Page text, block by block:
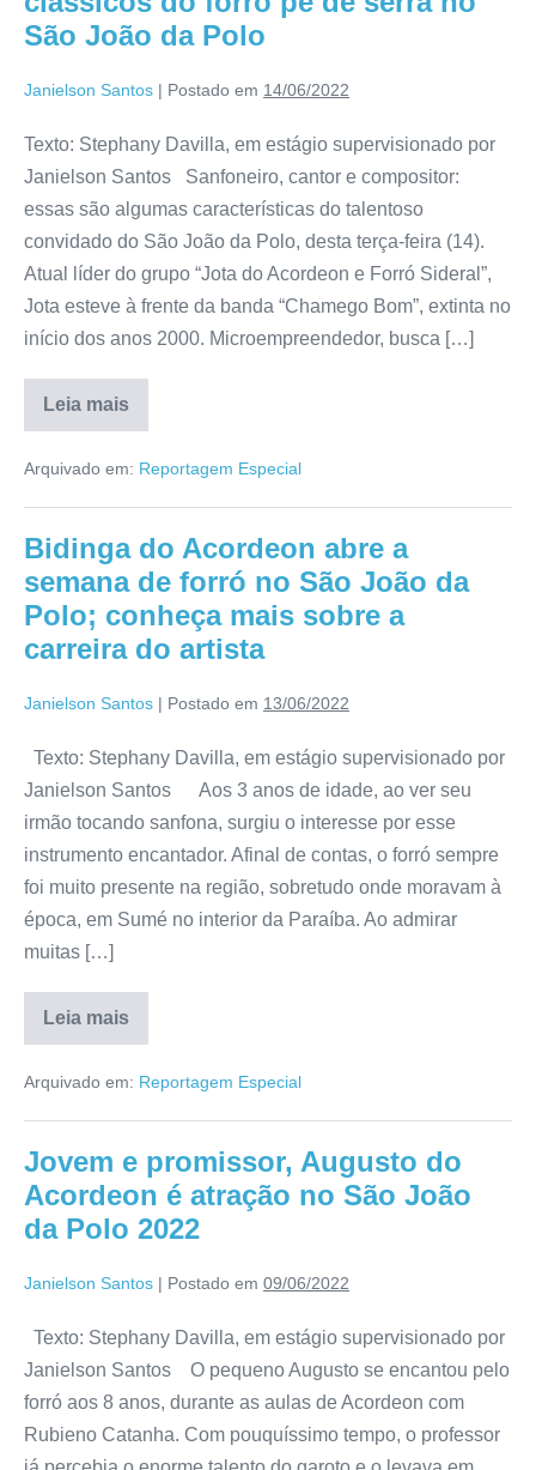
São João da Polo
Janielson Santos | Postado em 14/06/2022
Texto: Stephany Davilla, em estágio supervisionado por
Janielson Santos Sanfoneiro, cantor e compositor:
essas são algumas características do talentoso
convidado do São João da Polo, desta terça-feira (14).
Atual líder do grupo “Jota do Acordeon e Forró Sideral”,
Jota esteve à frente da banda “Chamego Bom”, extinta no
início dos anos 2000. Microempreendedor, busca […]
Leia mais
Arquivado em: Reportagem Especial
Bidinga do Acordeon abre a
semana de forró no São João da
Polo; conheça mais sobre a
carreira do artista
Janielson Santos | Postado em 13/06/2022
Texto: Stephany Davilla, em estágio supervisionado por
Janielson Santos Aos 3 anos de idade, ao ver seu
irmão tocando sanfona, surgiu o interesse por esse
instrumento encantador. Afinal de contas, o forró sempre
foi muito presente na região, sobretudo onde moravam à
época, em Sumé no interior da Paraíba. Ao admirar
muitas […]
Leia mais
Arquivado em: Reportagem Especial
Jovem e promissor, Augusto do
Acordeon é atração no São João
da Polo 2022
Janielson Santos | Postado em 09/06/2022
Texto: Stephany Davilla, em estágio supervisionado por
Janielson Santos O pequeno Augusto se encantou pelo
forró aos 8 anos, durante as aulas de Acordeon com
Rubieno Catanha. Com pouquíssimo tempo, o professor